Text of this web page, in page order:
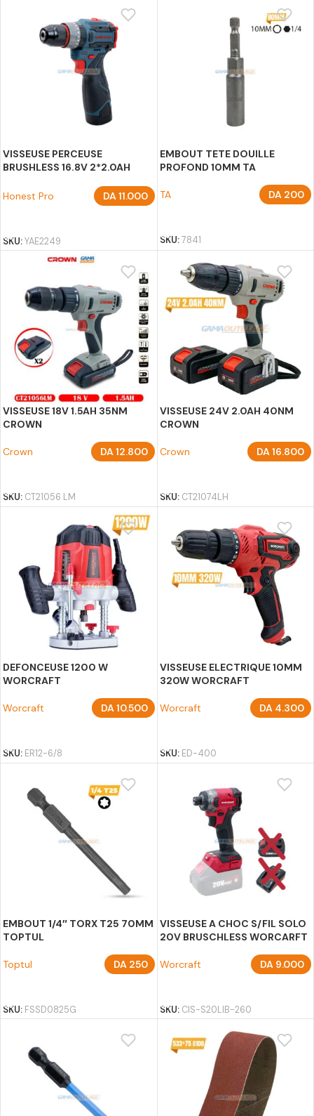
VISSEUSE PERCEUSE
BRUSHLESS 16.8V 2*2.0AH
Honest Pro
DA 11.000
SKU:YAE2249
EMBOUT TETE DOUILLE
PROFOND 10MM TA
TA DA 200
SKU: 7841
VISSEUSE 18V 1.5AH 35NM
CROWN
Crown DA12.800
SKU: CT21056 LM
VISSEUSE 24V 2.0AH 40NM
CROWN
Crown DA16.800
SKU: CT21074LH
DEFONCEUSE 1200 W
WORCRAFT
Worcraft DA10.500
SKU: ER12-6/8
VISSEUSE ELECTRIQUE 10MM
320W WORCRAFT
Worcraft DA 4.300
SKU: ED-400
EMBOUT 1/4″ TORX T25 70MM
TOPTUL
Toptul DA250
SKU: FSSD0825G
VISSEUSE A CHOC S/FIL SOLO
20V BRUSCHLESS WORCARFT
Worcraft DA 9.000
SKU: CIS-S20LIB-260